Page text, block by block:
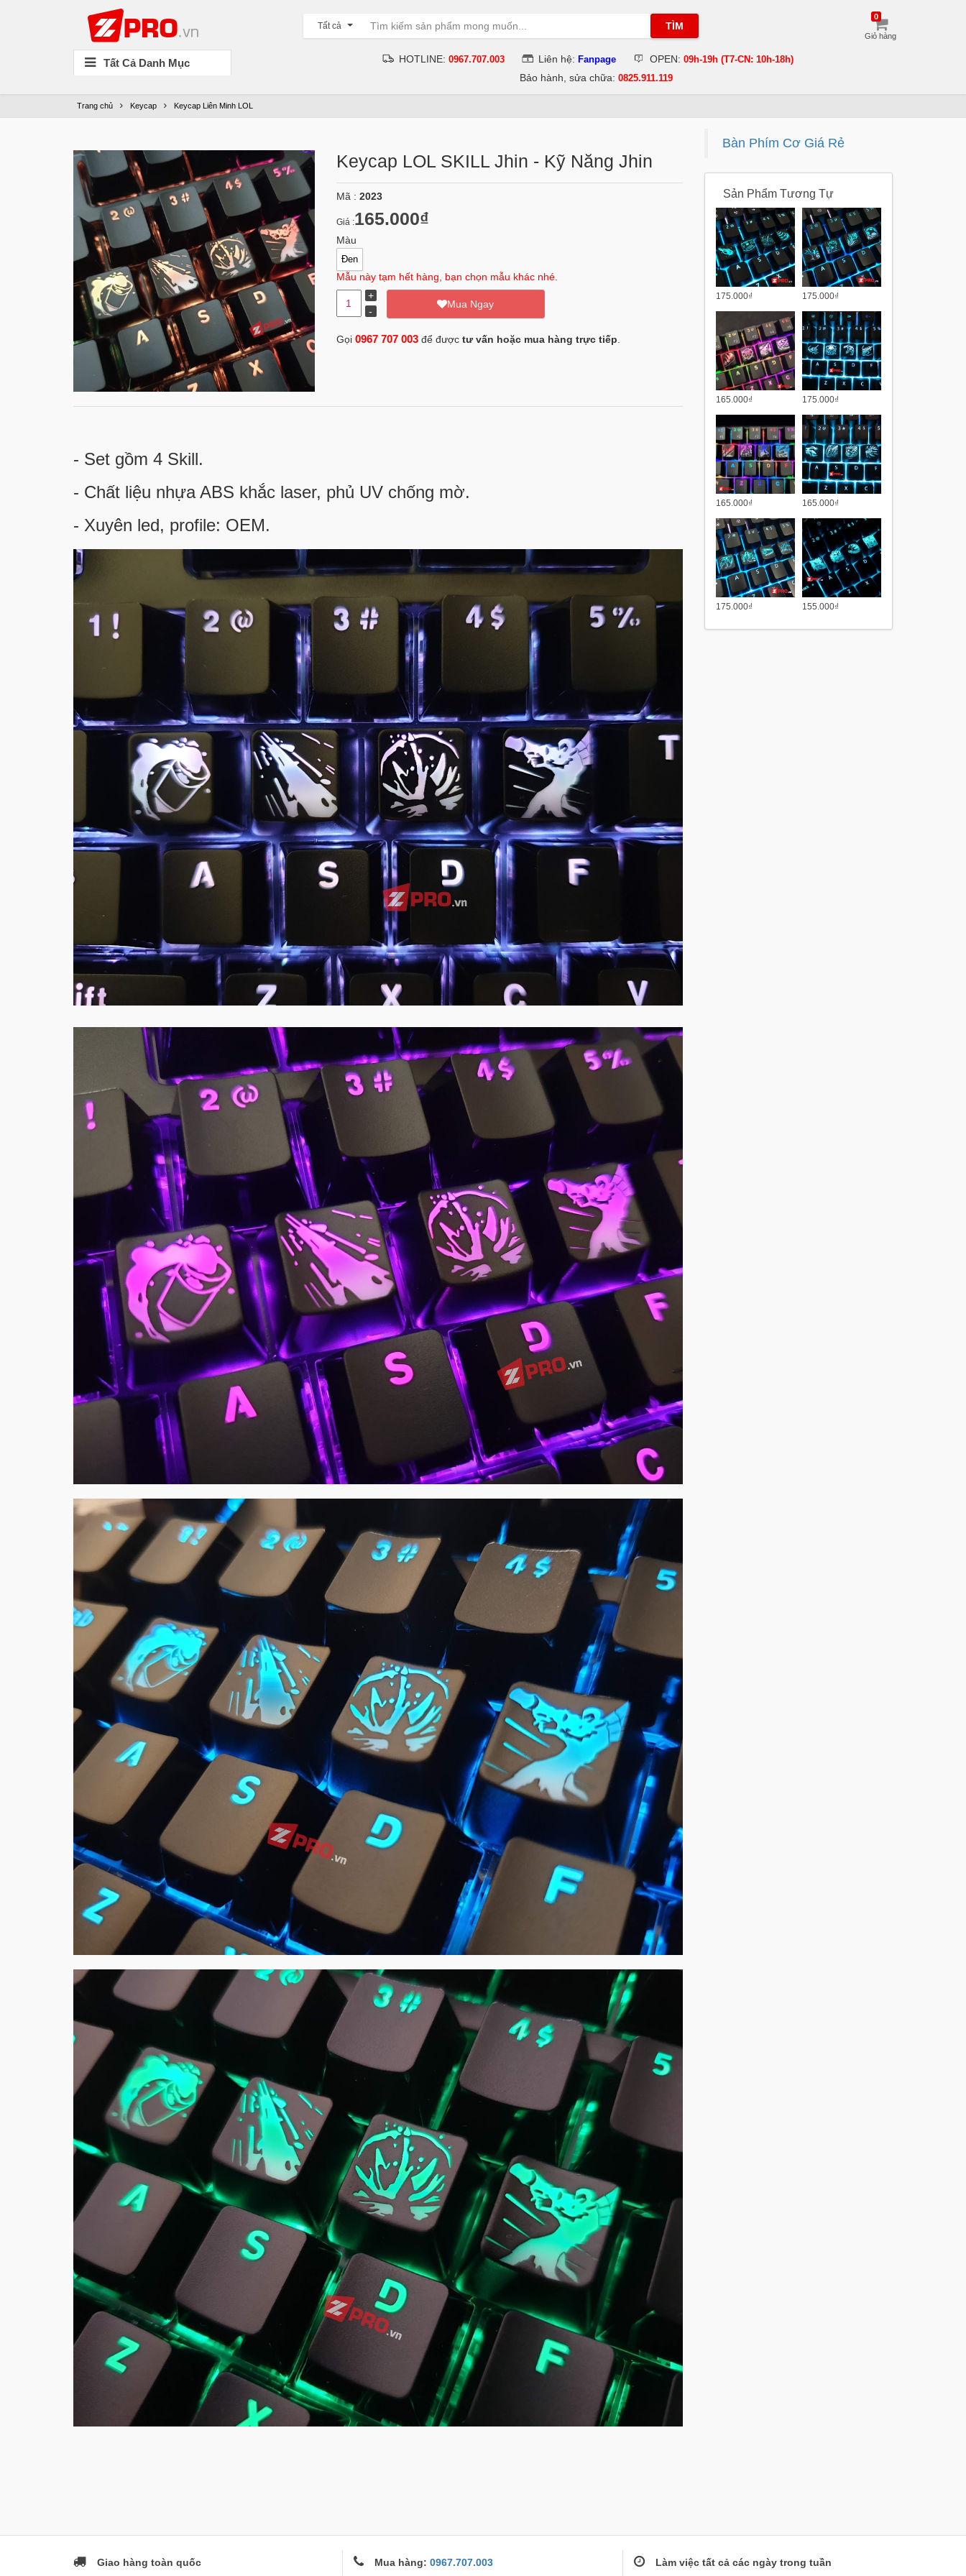
Tất cả TÌM
Giỏ hàng
0
Tất Cả Danh Mục HOTLINE:0967.707.003 Liên hệ:Fanpage OPEN:09h-19h (T7-CN: 10h-18h)
Bảo hành, sửa chữa:0825.911.119
Trang chủ Keycap Keycap Liên Minh LOL
Keycap LOL SKILL Jhin - Kỹ Năng Jhin
Mã : 2023
Giá :165.000₫
Màu
Đen
Mẫu này tạm hết hàng, bạn chọn mẫu khác nhé.
Mua Ngay
Gọi 0967 707 003để được tư vấn hoặc mua hàng trực tiếp
- Set gồm 4 Skill.
- Chất liệu nhựa ABS khắc laser, phủ UV chống mờ.
- Xuyên led, profile: OEM.
Bàn Phím Cơ Giá Rẻ
Sản Phẩm Tương Tự
175.000₫ 175.000₫
165.000₫ 175.000₫
165.000₫ 165.000₫
175.000₫ 155.000₫
Giao hàng toàn quốc Mua hàng: 0967.707.003
Làm việc tất cả các ngày trong tuần